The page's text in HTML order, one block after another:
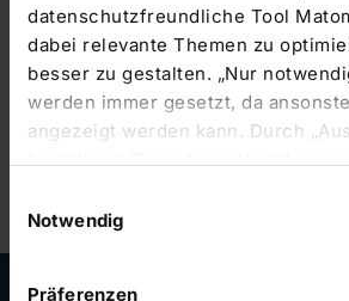
datenschutzfreundliche Tool
dabei relevante Themen zu
besser zu gestalten. „Nur
werden immer gesetzt, da
angezeigt werden kann. Durch
erlauben Sie alle eingesetzten
Einstellungen anpassen. Weitere
Notwendig
Präferenzen
Kontakt:
RHÖN-KLINIKUM AG |
Heike Ochmann | T. +49 9771 65-12130